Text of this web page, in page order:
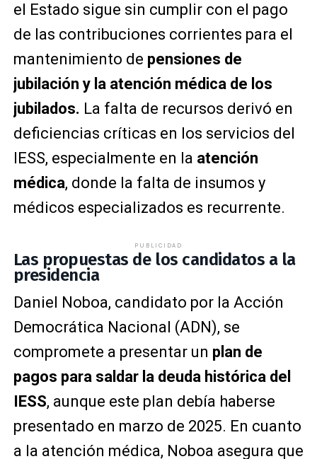
el Estado sigue sin cumplir con el pago
de las contribuciones corrientes para el
mantenimiento de pensiones de
jubilación y la atención médica de los
jubilados. La falta de recursos derivó en
deficiencias críticas en los servicios del
IESS, especialmente en la atención
médica, donde la falta de insumos y
médicos especializados es recurrente.
PUBLICIDAD
Las propuestas de los candidatos a la
presidencia
Daniel Noboa, candidato por la Acción
Democrática Nacional (ADN), se
compromete a presentar un plan de
pagos para saldar la deuda histórica del
IESS, aunque este plan debía haberse
presentado en marzo de 2025. En cuanto
a la atención médica, Noboa asegura que